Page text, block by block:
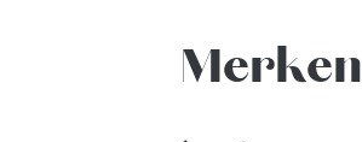
Merken